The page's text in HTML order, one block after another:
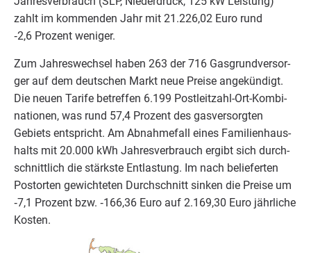
zahlt im kom­men­den Jahr mit 21 .226,02 Euro rund
‑2,6 Pro­zent weniger.
Zum Jah­res­wech­sel haben 263 der716 Gas­grund­ver­sor­
ger auf dem deut­schen Markt neue Prei­se ange­kün­digt.
Die neu­en Tari­fe betref­fen 6.199 Post­leit­zahl-Ort-Kom­bi­
na­tio­nen, was rund 57,4 Pro­zent des gas­ver­sorg­ten
Gebiets ent­spricht. Am Abnah­me­fall eines Fami­li­en­haus­
halts mit 20.000 kWh Jah­res­ver­brauch ergibt sich durch­
schnitt­lich die stärks­te Ent­las­tung. Im nach belie­fer­ten
Postor­ten gewich­te­ten Durch­schnitt sin­ken die Prei­se um
‑7,1 Pro­zent bzw. ‑166,36 Euro auf 2.169,30 Euro jähr­li­che
Kosten.